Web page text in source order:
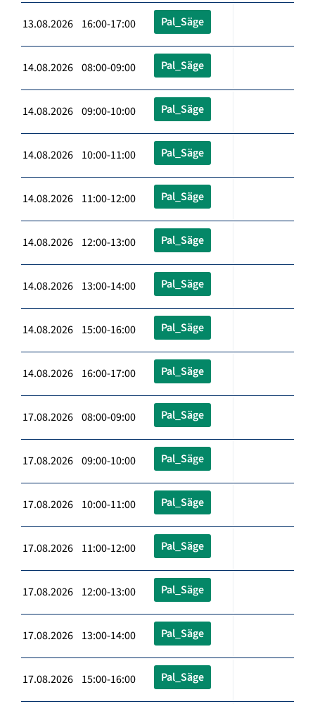
13.08.2026 16:00-17:00 Pal_Säge
14.08.2026 08:00-09:00 Pal_Säge
14.08.2026 09:00-10:00 Pal_Säge
14.08.2026 10:00-11:00 Pal_Säge
14.08.2026 11:00-12:00 Pal_Säge
14.08.2026 12:00-13:00 Pal_Säge
14.08.2026 13:00-14:00 Pal_Säge
14.08.2026 15:00-16:00 Pal_Säge
14.08.2026 16:00-17:00 Pal_Säge
17.08.2026 08:00-09:00 Pal_Säge
17.08.2026 09:00-10:00 Pal_Säge
17.08.2026 10:00-11:00 Pal_Säge
17.08.2026 11:00-12:00 Pal_Säge
17.08.2026 12:00-13:00 Pal_Säge
17.08.2026 13:00-14:00 Pal_Säge
17.08.2026 15:00-16:00 Pal_Säge